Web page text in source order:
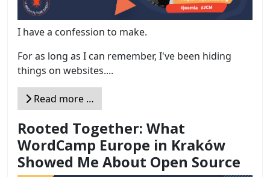
I have a confession to make.
For as long as I can remember, I've been hiding
things on websites....
Read more …
Rooted Together: What
WordCamp Europe in Kraków
Showed Me About Open Source